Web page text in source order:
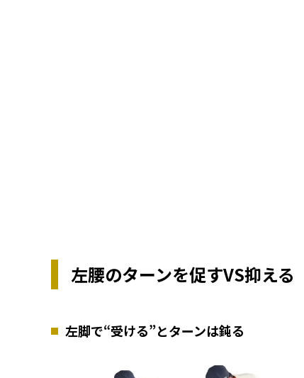
左腰のターンを促すVS抑える
左脚で“受ける”とターンは鈍る